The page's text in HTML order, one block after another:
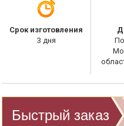
Срок изготовления
3 дня
Быстрый заказ